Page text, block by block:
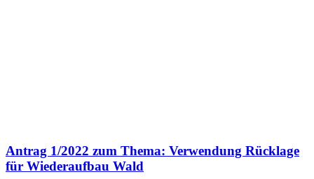
Antrag 1/2022 zum Thema: Verwendung Rücklage
für Wiederaufbau Wald